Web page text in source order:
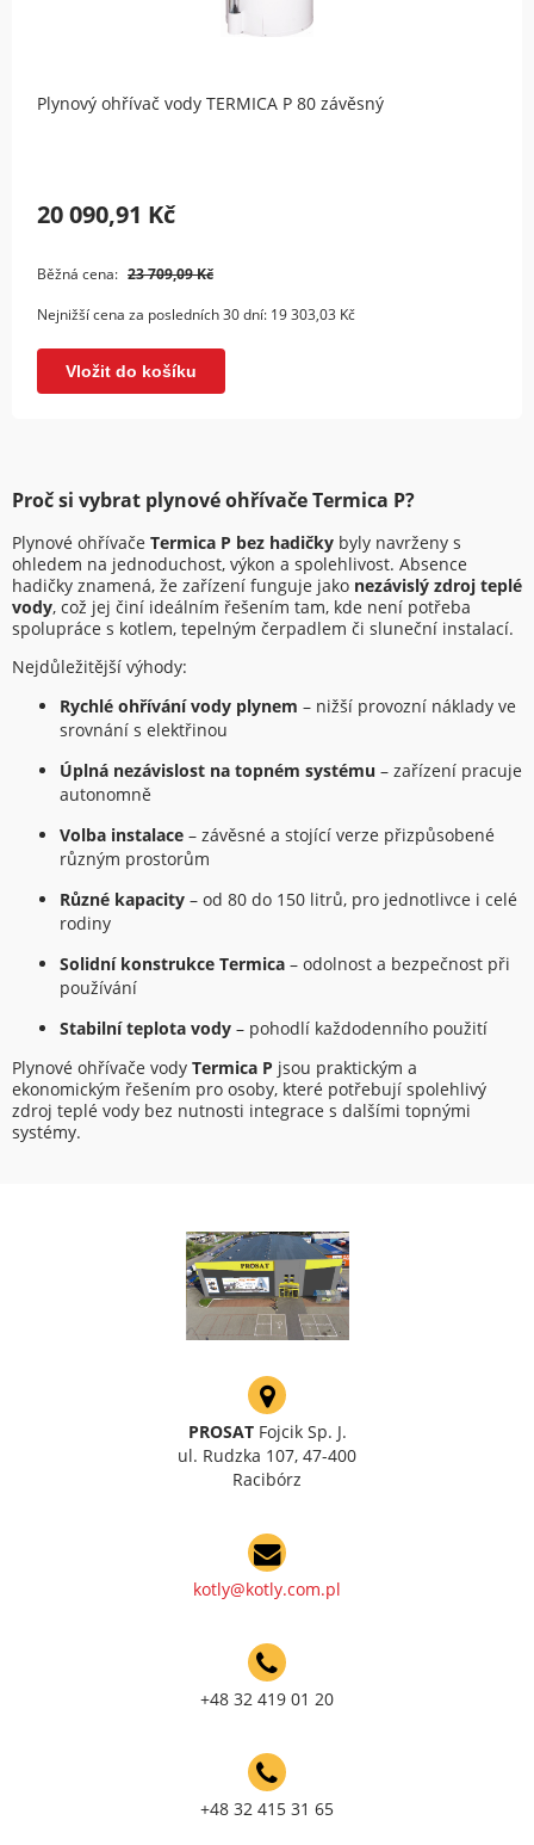
Plynový ohřívač vody TERMICA P 80 závěsný
20 090,91 Kč
Běžná cena: 23 709,09 Kč
Nejnižší cena za posledních 30 dní: 19 303,03 Kč
Vložit do košíku
Proč si vybrat plynové ohřívače Termica P?
Plynové ohřívače Termica P bez hadičky byly navrženy s
ohledem na jednoduchost, výkon a spolehlivost. Absence
hadičky znamená, že zařízení funguje jako nezávislý zdroj teplé
vody, což jej činí ideálním řešením tam, kde není potřeba
spolupráce s kotlem, tepelným čerpadlem či sluneční instalací.
Nejdůležitější výhody:
Rychlé ohřívání vody plynem – nižší provozní náklady ve
srovnání s elektřinou
Úplná nezávislost na topném systému – zařízení pracuje
autonomně
Volba instalace – závěsné a stojící verze přizpůsobené
různým prostorům
Různé kapacity – od 80 do 150 litrů, pro jednotlivce i celé
rodiny
Solidní konstrukce Termica – odolnost a bezpečnost při
používání
Stabilní teplota vody – pohodlí každodenního použití
Plynové ohřívače vody Termica P jsou praktickým a
ekonomickým řešením pro osoby, které potřebují spolehlivý
zdroj teplé vody bez nutnosti integrace s dalšími topnými
systémy.
PROSATFojcik Sp. J.
ul. Rudzka 107, 47-400
Racibórz
kotly@kotly.com.pl
+48 32 419 01 20
+48 32 415 31 65